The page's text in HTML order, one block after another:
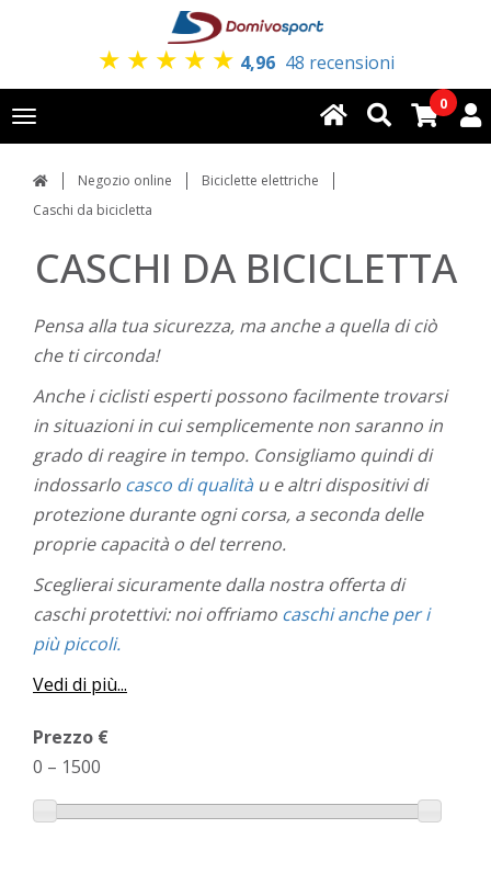
★ ★ ★ ★ ★ 4,96 48 recensioni
Toggle
navigation
0
Negozio online
Biciclette elettriche
Caschi da bicicletta
CASCHI DA BICICLETTA
Pensa alla tua sicurezza, ma anche a quella di ciò
che ti circonda!
Anche i ciclisti esperti possono facilmente trovarsi
in situazioni in cui semplicemente non saranno in
grado di reagire in tempo. Consigliamo quindi di
indossarlo casco di qualitàu e altri dispositivi di
protezione durante ogni corsa, a seconda delle
proprie capacità o del terreno.
Sceglierai sicuramente dalla nostra offerta di
caschi protettivi: noi offriamo caschi anche per i
più piccoli.
Vedi di più...
Prezzo €
0 – 1500